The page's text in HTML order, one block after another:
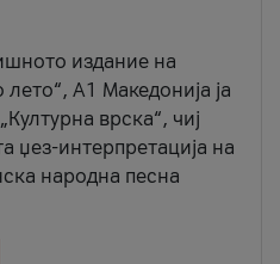
издание на
А1 Македонија ја
врска“, чиј
џез-интерпретација на
народна песна